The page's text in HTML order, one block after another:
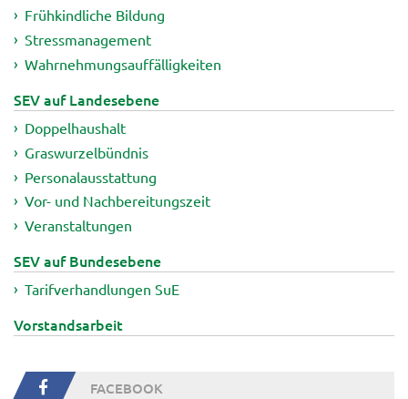
Frühkindliche Bildung
Stressmanagement
Wahrnehmungsauffälligkeiten
SEV auf Landesebene
Doppelhaushalt
Graswurzelbündnis
Personalausstattung
Vor- und Nachbereitungszeit
Veranstaltungen
SEV auf Bundesebene
Tarifverhandlungen SuE
Vorstandsarbeit
FACEBOOK